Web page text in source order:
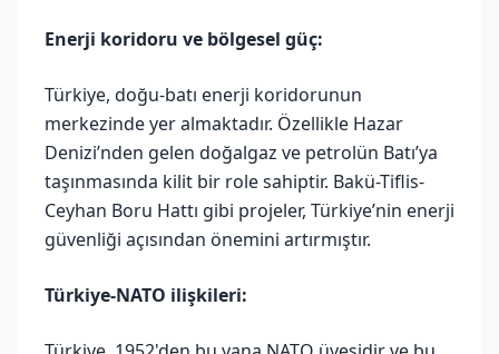
Enerji koridoru ve bölgesel güç:
Türkiye, doğu-batı enerji koridorunun
merkezinde yer almaktadır. Özellikle Hazar
Denizi’nden gelen doğalgaz ve petrolün Batı’ya
taşınmasında kilit bir role sahiptir. Bakü-Tiflis-
Ceyhan Boru Hattı gibi projeler, Türkiye’nin enerji
güvenliği açısından önemini artırmıştır.
Türkiye-NATO ilişkileri: